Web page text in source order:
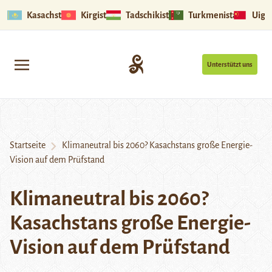
Kasachstan Kirgistan Tadschikistan Turkmenistan
Unterstützt uns
Startseite
Klimaneutral bis 2060? Kasachstans große Energie-
Vision auf dem Prüfstand
Klimaneutral bis 2060?
Kasachstans große Energie-
Vision auf dem Prüfstand